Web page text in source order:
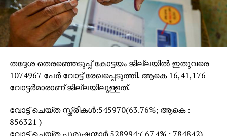
തദ്ദേശ തെരഞ്ഞെടുപ്പ് കോട്ടയം ജില്ലയില്‍ ഇതുവരെ
1074967 പേര്‍ വോട്ട് രേഖപ്പെടുത്തി. ആകെ 16,41,176
വോട്ടര്‍മാരാണ് ജില്ലയിലുള്ളത്.
വോട്ട് ചെയ്ത സ്ത്രീകള്‍:545970(63.76%; ആകെ :
856321 )